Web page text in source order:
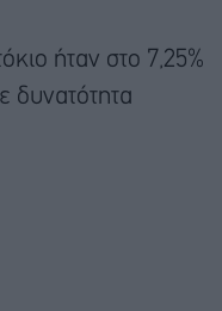
ήταν στο 7,25%
δυνατότητα